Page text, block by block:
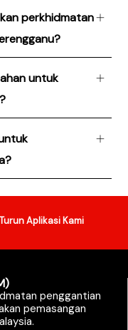
perkhidmatan
untuk
Aplikasi Kami
penggantian
pemasangan